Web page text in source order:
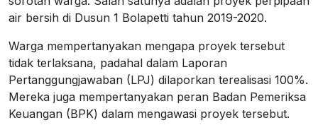
air bersih di Dusun 1 Bolapetti tahun 2019-2020.
Warga mempertanyakan mengapa proyek tersebut
tidak terlaksana, padahal dalam Laporan
Pertanggungjawaban (LPJ) dilaporkan terealisasi 100%.
Mereka juga mempertanyakan peran Badan Pemeriksa
Keuangan (BPK) dalam mengawasi proyek tersebut.